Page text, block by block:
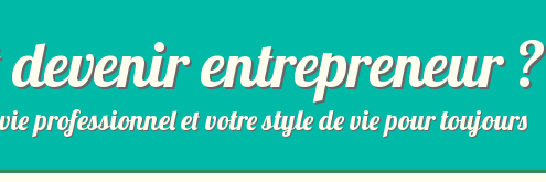
devenir entrepreneur ?
professionnel et votre style de vie pour toujours